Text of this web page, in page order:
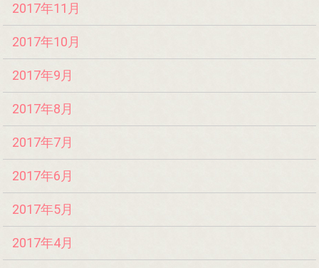
2017年11月
2017年10月
2017年9月
2017年8月
2017年7月
2017年6月
2017年5月
2017年4月